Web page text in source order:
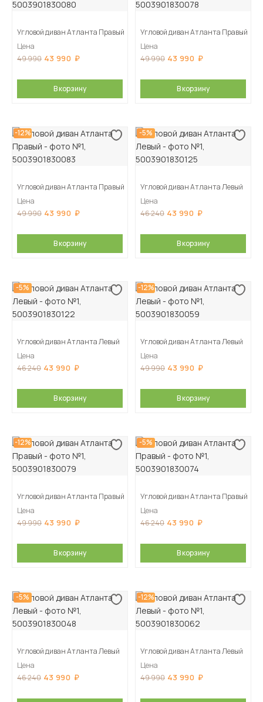
Угловой диван Атланта Правый
Цена
49 990 43 990
В корзину
Угловой диван Атланта Правый
Цена
49 990 43 990
В корзину
-12%
Угловой диван Атланта Правый
Цена
49 990 43 990
В корзину
-5%
Угловой диван Атланта Левый
Цена
46 240 43 990
В корзину
-5%
Угловой диван Атланта Левый
Цена
46 240 43 990
В корзину
-12%
Угловой диван Атланта Левый
Цена
49 990 43 990
В корзину
-12%
Угловой диван Атланта Правый
Цена
49 990 43 990
В корзину
-5%
Угловой диван Атланта Правый
Цена
46 240 43 990
В корзину
-5%
Угловой диван Атланта Левый
Цена
46 240 43 990
-12%
Угловой диван Атланта Левый
Цена
49 990 43 990